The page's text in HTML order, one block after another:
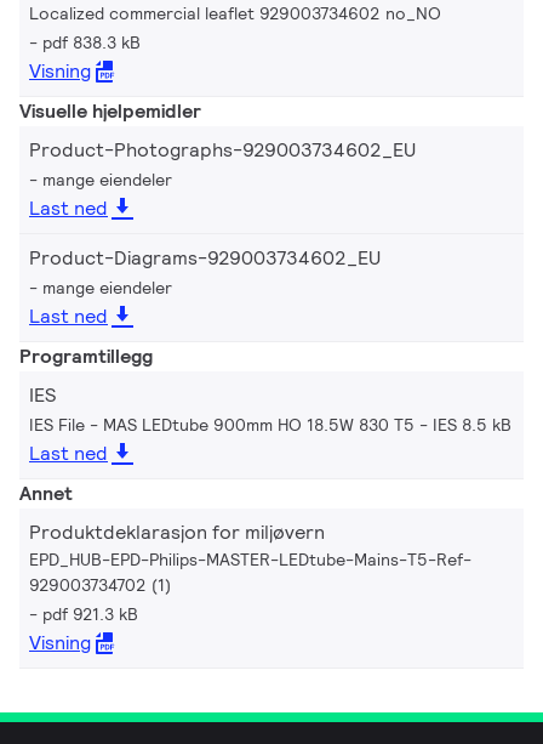
Localized commercial leaflet 929003734602 no_NO
pdf 838.3 kB
Visning
Visuelle hjelpemidler
Product-Photographs-929003734602_EU
mange eiendeler
Last ned
Product-Diagrams-929003734602_EU
mange eiendeler
Last ned
Programtillegg
IES
IES File - MAS LEDtube 900mm HO 18.5W 830 T5 IES 8.5 kB
Last ned
Annet
Produktdeklarasjon for miljøvern
EPD_HUB-EPD-Philips-MASTER-LEDtube-Mains-T5-Ref-
929003734702 (1)
pdf 921.3 kB
Visning